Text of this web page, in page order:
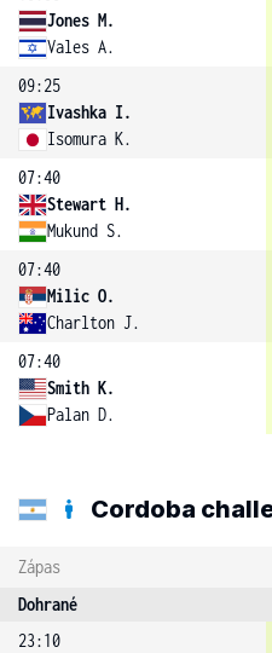
Jones M.
Vales A.
09:25
Ivashka I.
Isomura K.
07:40
Stewart H.
Mukund S.
07:40
Milic O.
Charlton J.
07:40
Smith K.
Palan D.
Cordoba
Zápas
Dohrané
23:10